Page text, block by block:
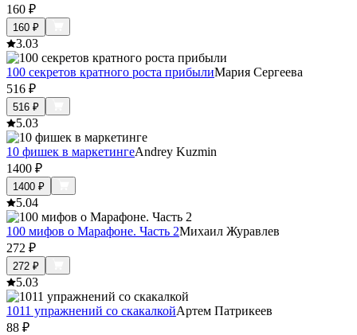
160 ₽
160 ₽
3.03
100 секретов кратного роста прибылиМария Сергеева
516 ₽
516 ₽
5.03
10 фишек в маркетингеAndrey Kuzmin
1400 ₽
1400 ₽
5.04
100 мифов о Марафоне. Часть 2Михаил Журавлев
272 ₽
272 ₽
5.03
1011 упражнений со скакалкойАртем Патрикеев
88 ₽